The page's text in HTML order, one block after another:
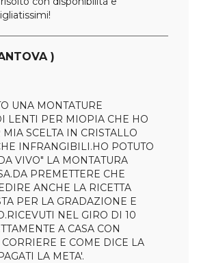
)
UNA MONTATURE
LENTI PER MIOPIA CHE HO
SCELTA IN CRISTALLO
INFRANGIBILI.HO POTUTO
VIVO" LA MONTATURA
PREMETTERE CHE
ANCHE LA RICETTA
PER LA GRADAZIONE E
NEL GIRO DI 10
A CASA CON
E COME DICE LA
LA META'.